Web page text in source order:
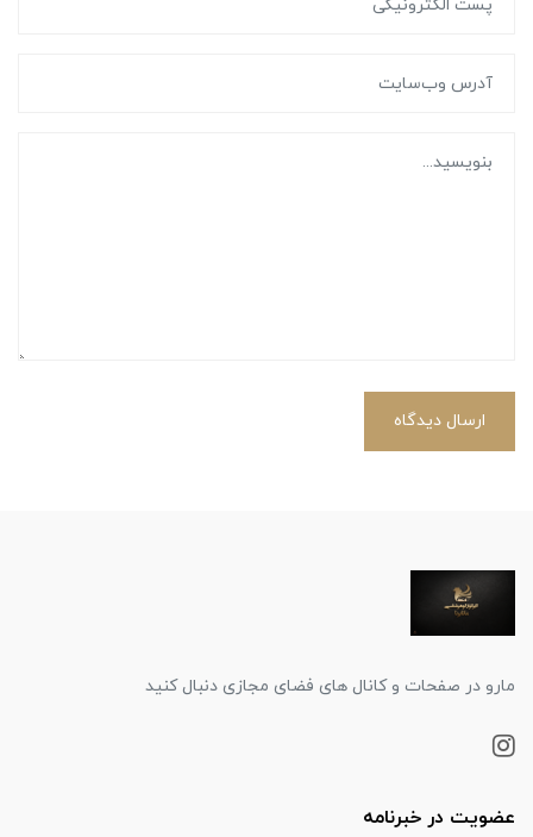
ارسال دیدگاه
مارو در صفحات و کانال های فضای مجازی دنبال کنید
عضویت در خبرنامه